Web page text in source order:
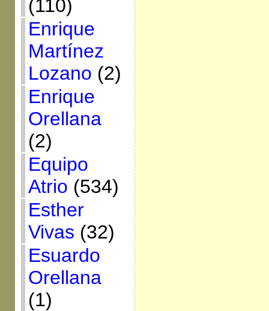
(110)
Enrique
Martínez
Lozano (2)
Enrique
Orellana
(2)
Equipo
Atrio (534)
Esther
Vivas (32)
Esuardo
Orellana
(1)